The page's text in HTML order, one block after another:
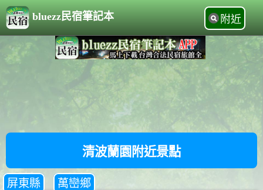
bluezz民宿筆記本 附近
清波蘭園附近景點
屏東縣 萬巒鄉